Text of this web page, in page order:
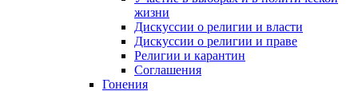
жизни
Дискуссии о религии и власти
Дискуссии о религии и праве
Религии и карантин
Соглашения
Гонения